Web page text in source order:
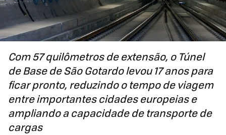
Com 57 quilômetros de extensão, o Túnel
de Base de São Gotardo levou 17 anos para
ficar pronto, reduzindo o tempo de viagem
entre importantes cidades europeias e
ampliando a capacidade de transporte de
cargas